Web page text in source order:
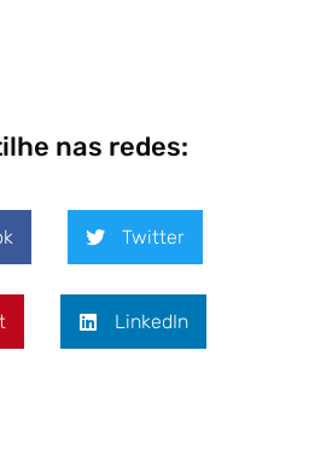
nas redes:
Twitter
LinkedIn